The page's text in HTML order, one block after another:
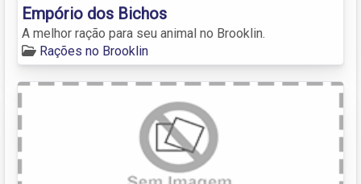
Empório dos Bichos
A melhor ração para seu animal no Brooklin.
Rações no Brooklin